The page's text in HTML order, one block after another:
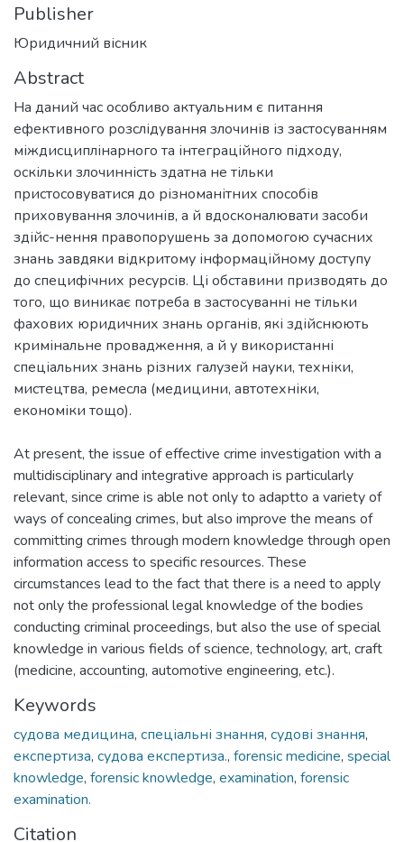
Publisher
Юридичний вісник
Abstract
На даний час особливо актуальним є питання
ефективного розслідування злочинів із застосуванням
міждисциплінарного та інтеграційного підходу,
оскільки злочинність здатна не тільки
пристосовуватися до різноманітних способів
приховування злочинів, а й вдосконалювати засоби
здійс-нення правопорушень за допомогою сучасних
знань завдяки відкритому інформаційному доступу
до специфічних ресурсів. Ці обставини призводять до
того, що виникає потреба в застосуванні не тільки
фахових юридичних знань органів, які здійснюють
кримінальне провадження, а й у використанні
спеціальних знань різних галузей науки, техніки,
мистецтва, ремесла (медицини, автотехніки,
економіки тощо).
At present, the issue of effective crime investigation with a
multidisciplinary and integrative approach is particularly
relevant, since crime is able not only to adaptto a variety of
ways of concealing crimes, but also improve the means of
committing crimes through modern knowledge through open
information access to specific resources. These
circumstances lead to the fact that there is a need to apply
not only the professional legal knowledge of the bodies
conducting criminal proceedings, but also the use of special
knowledge in various fields of science, technology, art, craft
(medicine, accounting, automotive engineering, etc.).
Keywords
судова медицина, спеціальні знання, судові знання,
експертиза, судова експертиза., forensic medicine, special
knowledge, forensic knowledge, examination, forensic
examination.
Citation